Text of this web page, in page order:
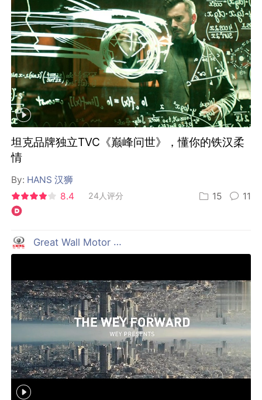
坦克品牌独立TVC《巅峰问世》，懂你的铁汉柔
情
By: HANS 汉狮
8.4
24人评分 15 11
Great Wall Motor 长城汽车